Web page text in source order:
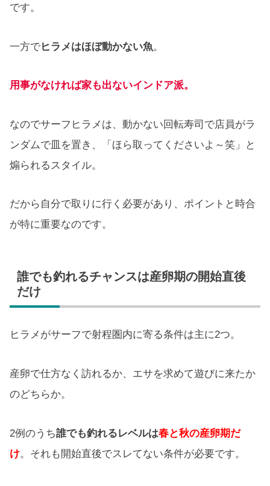
です。
一方でヒラメはほぼ動かない魚。
用事がなければ家も出ないインドア派。
なのでサーフヒラメは、動かない回転寿司で店員がラ
ンダムで皿を置き、「ほら取ってくださいよ～笑」と
煽られるスタイル。
だから自分で取りに行く必要があり、ポイントと時合
が特に重要なのです。
誰でも釣れるチャンスは産卵期の開始直後
だけ
ヒラメがサーフで射程圏内に寄る条件は主に2つ。
産卵で仕方なく訪れるか、エサを求めて遊びに来たか
のどちらか。
2例のうち誰でも釣れるレベルは春と秋の産卵期だ
け。それも開始直後でスレてない条件が必要です。